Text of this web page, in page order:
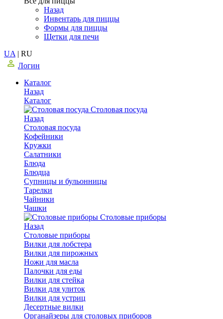
Назад
Инвентарь для пиццы
Формы для пиццы
Щетки для печи
UA | RU
Логин
Каталог
Назад
Каталог
Столовая посуда
Назад
Столовая посуда
Кофейники
Кружки
Салатники
Блюда
Блюдца
Супницы и бульонницы
Тарелки
Чайники
Чашки
Cтоловые приборы
Назад
Cтоловые приборы
Вилки для лобстера
Вилки для пирожных
Ножи для масла
Палочки для еды
Вилки для стейка
Вилки для улиток
Вилки для устриц
Десертные вилки
Органайзеры для столовых приборов